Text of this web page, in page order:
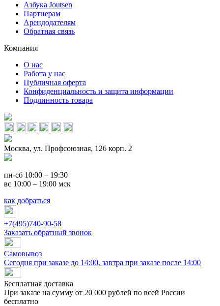
Азбука Joutsen
Партнерам
Арендодателям
Обратная связь
Компания
О нас
Работа у нас
Публичная оферта
Конфиденциальность и защита информации
Подлинность товара
Москва, ул. Профсоюзная, 126 корп. 2
пн-сб 10:00 – 19:30
вс 10:00 – 19:00 мск
как добраться
+7(495)740-90-58
Заказать обратный звонок
Самовывоз
Сегодня при заказе до 14:00, завтра при заказе после 14:00
Бесплатная доставка
При заказе на сумму от 20 000 рублей по всей России
бесплатно